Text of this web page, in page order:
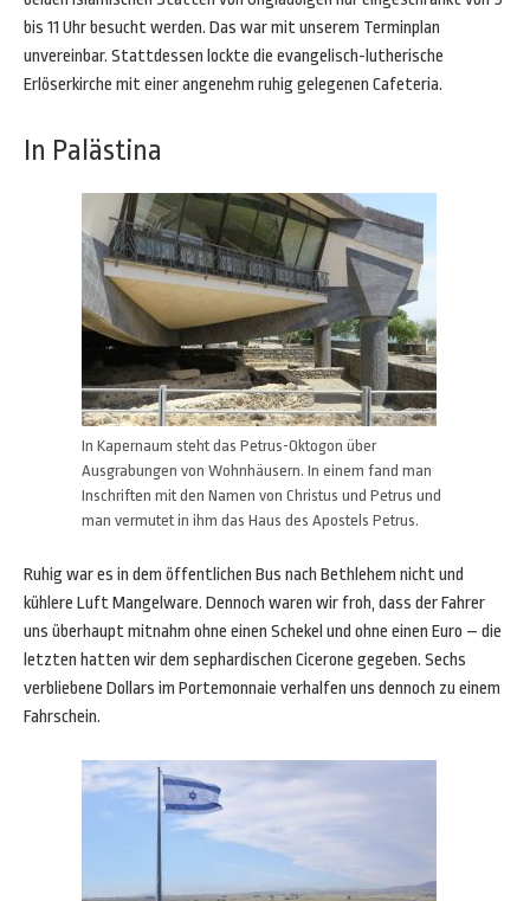
bis 11 Uhr besucht werden. Das war mit unserem Terminplan
unvereinbar. Stattdessen lockte die evangelisch-lutherische
Erlöserkirche mit einer angenehm ruhig gelegenen Cafeteria.
In Palästina
In Kapernaum steht das Petrus-Oktogon über
Ausgrabungen von Wohnhäusern. In einem fand man
Inschriften mit den Namen von Christus und Petrus und
man vermutet in ihm das Haus des Apostels Petrus.
Ruhig war es in dem öffentlichen Bus nach Bethlehem nicht und
kühlere Luft Mangelware. Dennoch waren wir froh, dass der Fahrer
uns überhaupt mitnahm ohne einen Schekel und ohne einen Euro – die
letzten hatten wir dem sephardischen Cicerone gegeben. Sechs
verbliebene Dollars im Portemonnaie verhalfen uns dennoch zu einem
Fahrschein.